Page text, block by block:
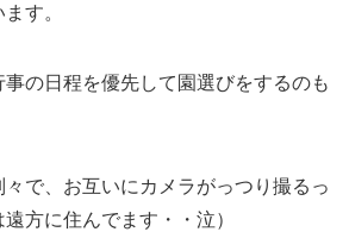
す。
の日程を優先して園選びをするのも
で、お互いにカメラがっつり撮るっ
方に住んでます・・泣）